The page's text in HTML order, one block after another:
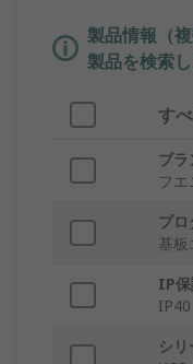
製品情報（
製品を検索し
す
ブラ
フ
プ
基板
IP保
IP40
シ